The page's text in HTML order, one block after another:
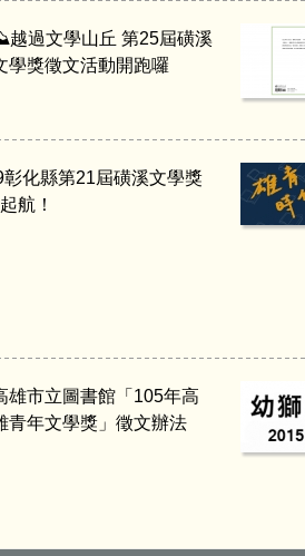
過文學山丘 第25屆磺溪
學獎徵文活動開跑囉
彰化縣第21屆磺溪文學獎
航！
雄市立圖書館「105年高
青年文學獎」徵文辦法